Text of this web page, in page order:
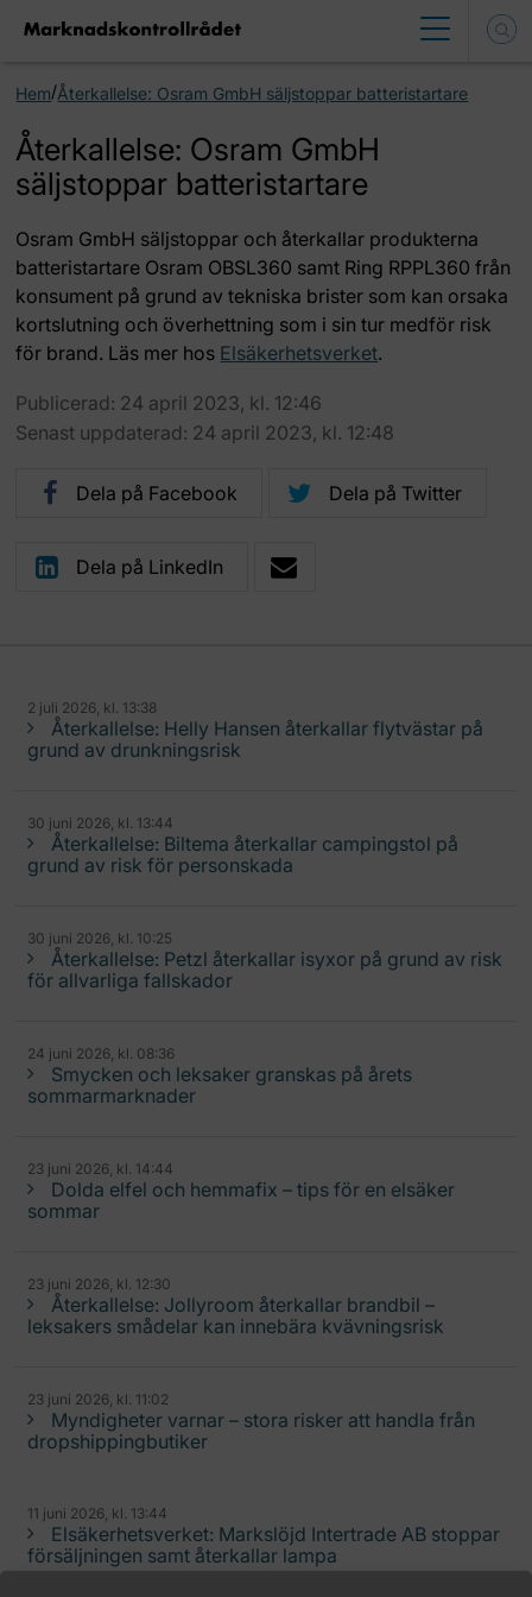
Hem/Återkallelse: Osram GmbH säljstoppar batteristartare
Återkallelse: Osram GmbH
säljstoppar batteristartare
Osram GmbH säljstoppar och återkallar produkterna
batteristartare Osram OBSL360 samt Ring RPPL360 från
konsument på grund av tekniska brister som kan orsaka
kortslutning och överhettning som i sin tur medför risk
för brand. Läs mer hos Elsäkerhetsverket.
Publicerad: 24 april 2023, kl. 12:46
Senast uppdaterad: 24 april 2023, kl. 12:48
Dela på Facebook Dela på Twitter
Dela på LinkedIn
2 juli 2026, kl. 13:38
Återkallelse: Helly Hansen återkallar flytvästar på
grund av drunkningsrisk
30 juni 2026, kl. 13:44
Återkallelse: Biltema återkallar campingstol på
grund av risk för personskada
30 juni 2026, kl. 10:25
Återkallelse: Petzl återkallar isyxor på grund av risk
för allvarliga fallskador
24 juni 2026, kl. 08:36
Smycken och leksaker granskas på årets
sommarmarknader
23 juni 2026, kl. 14:44
Dolda elfel och hemmafix – tips för en elsäker
sommar
23 juni 2026, kl. 12:30
Återkallelse: Jollyroom återkallar brandbil –
leksakers smådelar kan innebära kvävningsrisk
23 juni 2026, kl. 11:02
Myndigheter varnar – stora risker att handla från
dropshippingbutiker
11 juni 2026, kl. 13:44
Elsäkerhetsverket: Markslöjd Intertrade AB stoppar
försäljningen samt återkallar lampa